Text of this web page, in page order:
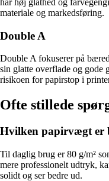
har høj glathed og
materiale og markedsføring.
Double A
Double A fokuserer på
sin glatte overflade og gode
risikoen for papirstop i
Ofte stillede
Hvilken papirvægt er
Til daglig brug er 80 g/m²
mere professionelt udtryk,
solidt og ser bedre ud.